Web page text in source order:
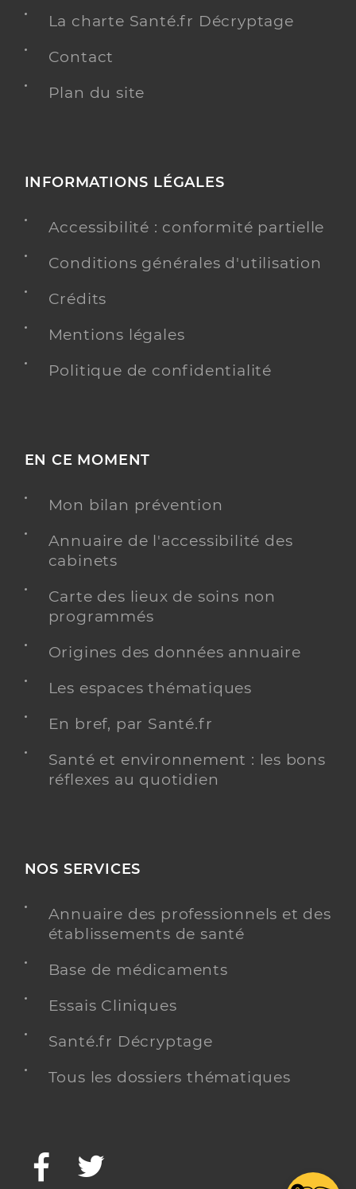
La charte Santé.fr Décryptage
Contact
Plan du site
INFORMATIONS LÉGALES
Accessibilité : conformité partielle
Conditions générales d'utilisation
Crédits
Mentions légales
Politique de confidentialité
EN CE MOMENT
Mon bilan prévention
Annuaire de l'accessibilité des
cabinets
Carte des lieux de soins non
programmés
Origines des données annuaire
Les espaces thématiques
En bref, par Santé.fr
Santé et environnement : les bons
réflexes au quotidien
NOS SERVICES
Annuaire des professionnels et des
établissements de santé
Base de médicaments
Essais Cliniques
Santé.fr Décryptage
Tous les dossiers thématiques
Facebook